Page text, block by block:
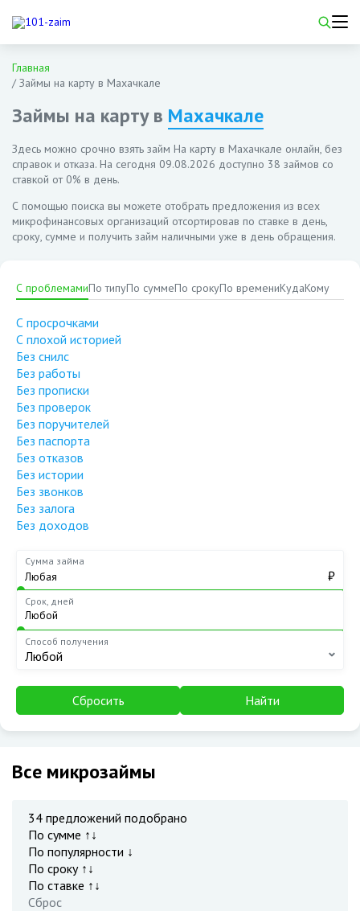
Главная
/Займы на карту в Махачкале
Займы на карту в Махачкале
Здесь можно срочно взять займ На карту в Махачкале онлайн, без
справок и отказа. На сегодня 09.08.2026 доступно 38 займов со
ставкой от 0% в день.
С помощью поиска вы можете отобрать предложения из всех
микрофинансовых организаций отсортировав по ставке в день,
сроку, сумме и получить займ наличными уже в день обращения.
С проблемамиПо типуПо суммеПо срокуПо времениКудаКому
С просрочками
С плохой историей
Без снилс
Без работы
Без прописки
Без проверок
Без поручителей
Без паспорта
Без отказов
Без истории
Без звонков
Без залога
Без доходов
Сумма займа
₽
Срок, дней
Способ получения
Любой
Сбросить Найти
Все микрозаймы
34 предложений подобрано
По сумме ↑↓
По популярности ↓
По сроку ↑↓
По ставке ↑↓
Сброс